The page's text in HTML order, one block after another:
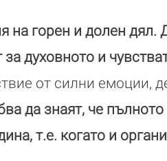
на горен и долен дял.
духовното и
от силни емоции,
да знаят, че
т.е. когато и